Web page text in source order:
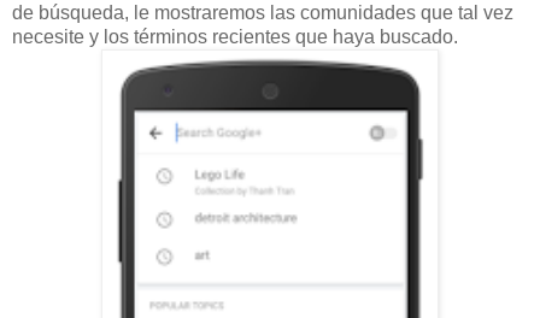
de búsqueda, le mostraremos las comunidades que tal vez
necesite y los términos recientes que haya buscado.